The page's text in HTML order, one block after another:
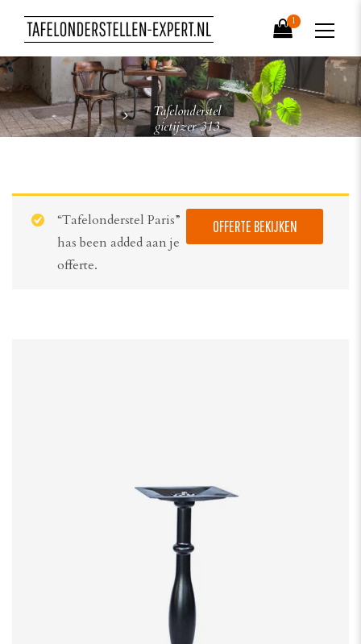
1
Tafelonderstel
gietijzer 313
OFFERTE BEKIJKEN
“Tafelonderstel Paris”
has been added aan je
offerte.